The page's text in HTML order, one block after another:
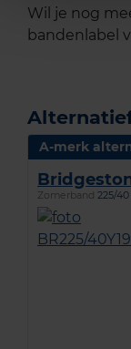
Wil je nog
bandenlabel
A-merk
Zomerband 225/40